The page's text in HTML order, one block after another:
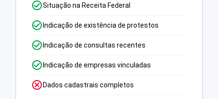
Situação na Receita Federal
Indicação de existência de protestos
Indicação de consultas recentes
Indicação de empresas vinculadas
Dados cadastrais completos